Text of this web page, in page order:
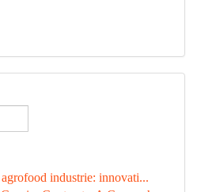
industrie: innovati...